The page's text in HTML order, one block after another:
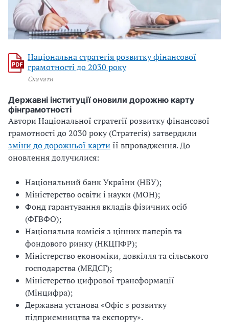
Національна стратегія розвитку фінансової
грамотності до 2030 року
Скачати
Державні інституції оновили дорожню карту
фінграмотності
Автори Національної стратегії розвитку фінансової
грамотності до 2030 року (Стратегія) затвердили
зміни до дорожньої карти її впровадження. До
оновлення долучилися:
Національний банк України (НБУ);
Міністерство освіти і науки (МОН);
Фонд гарантування вкладів фізичних осіб
(ФГВФО);
Національна комісія з цінних паперів та
фондового ринку (НКЦПФР);
Міністерство економіки, довкілля та сільського
господарства (МЕДСГ);
Міністерство цифрової трансформації
(Мінцифра);
Державна установа «Офіс з розвитку
підприємництва та експорту».